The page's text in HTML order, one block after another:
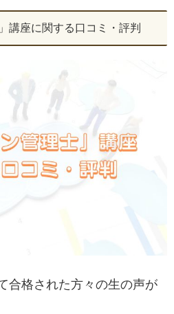
講座に関する口コミ・評判
合格された方々の生の声が